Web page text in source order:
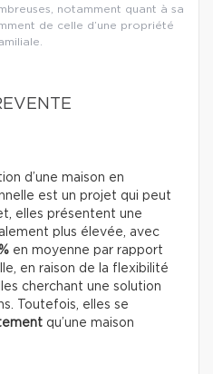
notamment quant à sa
de celle d’une propriété
d’une maison en
est un projet qui peut
elles présentent une
plus élevée, avec
en moyenne par rapport
en raison de la flexibilité
cherchant une solution
Toutefois, elles se
qu’une maison